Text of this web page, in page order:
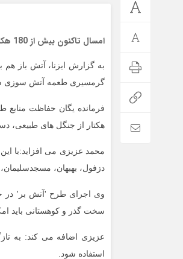
امسال تاکنون بیش از 180 هکتار از جنگل ها و مراتع خوزستان دچار آتش سوزی شده است.
به گزارش ایزنا، آتش باز
گرمسیری طعمه آتش سوزی
هکتار از جنگل های طبیعی،
محمد عزیزی می افزاید:با
دزفول، بهبهان،
وی اجرای طرح 'آتش بر' در
سخت گذر و کوهستانی باید
عزیزی اضافه می کند: به
استفاده شود.